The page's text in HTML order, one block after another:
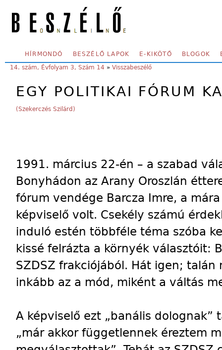
SECONDARY MENU
HÍRMONDÓ BESZÉLŐ LAPOK E-KIKÖTŐ BLOGOK
YOU ARE HERE:
14. szám, Évfolyam 3, Szám 14 » Visszabeszélő
EGY POLITIKAI FÓRUM
(Szekerczés Szilárd)
1991. március 22-én – a szabad
Bonyhádon az Arany Oroszlán
fórum vendége Barcza Imre, a
képviselő volt. Csekély számú
induló estén többféle téma szóba
kissé felrázta a környék választóit:
SZDSZ frakciójából. Hát igen; talán
inkább az a mód, miként a váltás
A képviselő ezt „banális
„már akkor függetlennek éreztem